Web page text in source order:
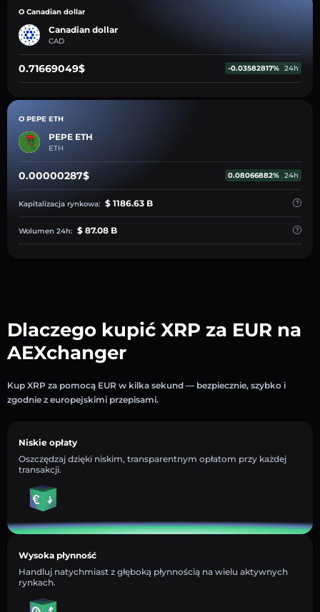
O Canadian dollar
Canadian dollar
CAD
0.71669049$ -0.03582817% 24h
O PEPE ETH
PEPE ETH
ETH
0.00000287$ 0.08066882% 24h
Kapitalizacja rynkowa: $ 1186.63 B
Wolumen 24h: $ 87.08 B
Dlaczego kupić XRP za EUR na
AEXchanger
Kup XRP za pomocą EUR w kilka sekund — bezpiecznie, szybko i
zgodnie z europejskimi przepisami.
Niskie opłaty
Oszczędzaj dzięki niskim, transparentnym opłatom przy każdej
transakcji.
Wysoka płynność
Handluj natychmiast z głęboką płynnością na wielu aktywnych
rynkach.